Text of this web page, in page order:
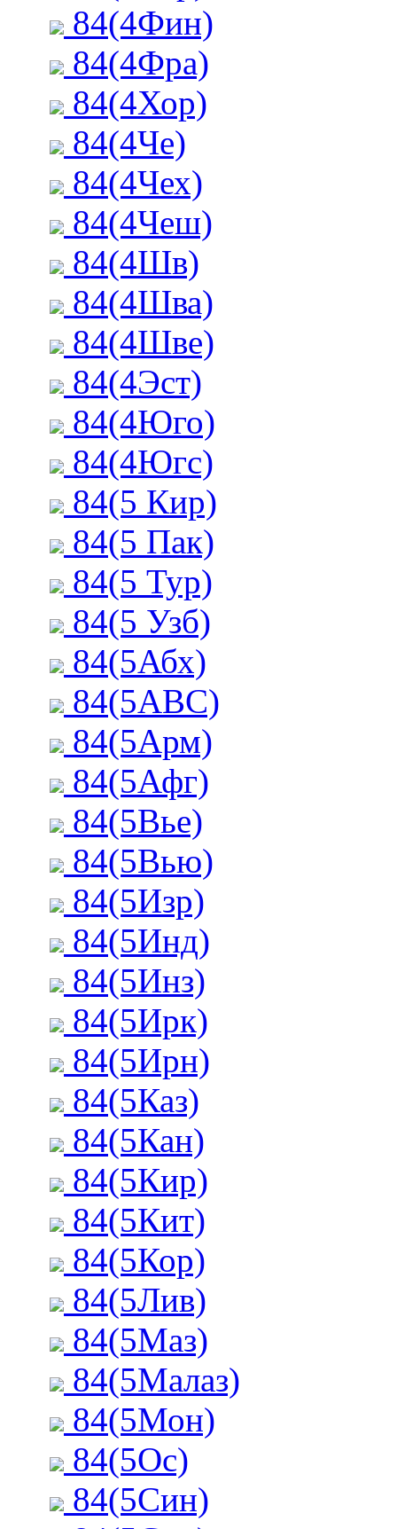
84(4Фин)
84(4Фра)
84(4Хор)
84(4Че)
84(4Чех)
84(4Чеш)
84(4Шв)
84(4Шва)
84(4Шве)
84(4Эст)
84(4Юго)
84(4Югс)
84(5 Кир)
84(5 Пак)
84(5 Тур)
84(5 Узб)
84(5Абх)
84(5АВС)
84(5Арм)
84(5Афг)
84(5Вье)
84(5Вью)
84(5Изр)
84(5Инд)
84(5Инз)
84(5Ирк)
84(5Ирн)
84(5Каз)
84(5Кан)
84(5Кир)
84(5Кит)
84(5Кор)
84(5Лив)
84(5Маз)
84(5Малаз)
84(5Мон)
84(5Ос)
84(5Син)